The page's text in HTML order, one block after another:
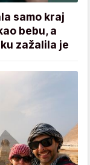
samo kraj
bebu, a
zažalila je